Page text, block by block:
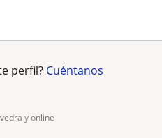
perfil? Cuéntanos
y online